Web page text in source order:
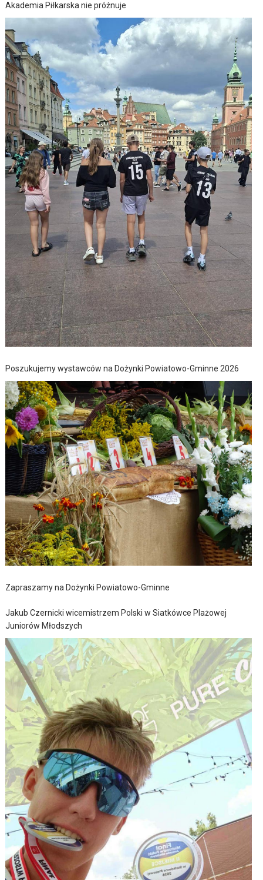
Akademia Piłkarska nie próżnuje
Poszukujemy wystawców na Dożynki Powiatowo-Gminne 2026
Zapraszamy na Dożynki Powiatowo-Gminne
Jakub Czernicki wicemistrzem Polski w Siatkówce Plażowej
Juniorów Młodszych